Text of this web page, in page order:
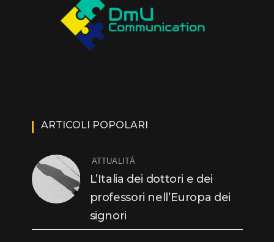
ARTICOLI POPOLARI
ATTUALITÀ
L’Italia dei dottori e dei
professori nell’Europa dei
signori